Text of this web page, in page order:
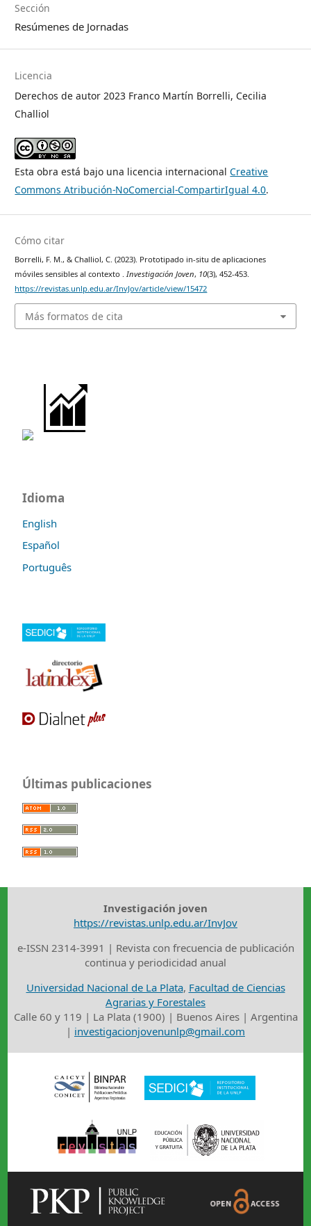
Sección
Resúmenes de Jornadas
Licencia
Derechos de autor 2023 Franco Martín Borrelli, Cecilia
Challiol
Esta obra está bajo una licencia internacionalCreative
Commons Atribución-NoComercial-CompartirIgual 4.0.
Cómo citar
Borrelli, F. M., & Challiol, C. (2023). Prototipado in-situ de aplicaciones
móviles sensibles al contexto . Investigación Joven, 10(3), 452-453.
https://revistas.unlp.edu.ar/InvJov/article/view/15472
Más formatos de cita
Idioma
English
Español
Português
Últimas publicaciones
Investigación joven
https://revistas.unlp.edu.ar/InvJov
e-ISSN 2314-3991 | Revista con frecuencia de publicación
continua y periodicidad anual
Universidad Nacional de La Plata, Facultad de Ciencias
Agrarias y Forestales
Calle 60 y 119 | La Plata (1900) | Buenos Aires | Argentina
| investigacionjovenunlp@gmail.com